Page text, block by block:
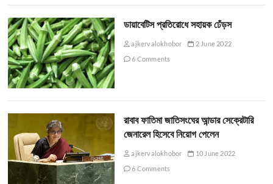
ডায়াবেটিস প্রতিরোধে সহায়ক ঢেঁড়স
ajkervalokhobor
2 June 2022
6 Comments
রাবাব ফাতিমা জাতিসংঘের আন্ডার সেক্রেটারি
জেনারেল হিসেবে নিয়োগ পেলেন
ajkervalokhobor
10 June 2022
6 Comments